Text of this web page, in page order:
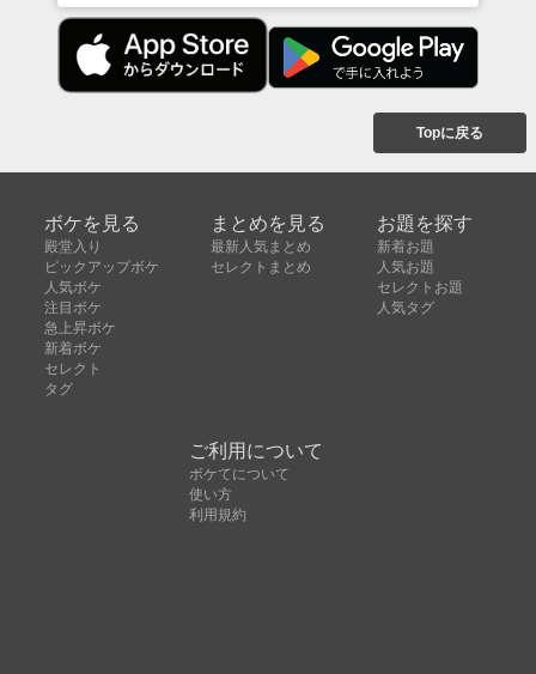
Topに戻る
ボケを見る
殿堂入り
ピックアップボケ
人気ボケ
注目ボケ
急上昇ボケ
新着ボケ
セレクト
タグ
まとめを見る
最新人気まとめ
セレクトまとめ
お題を探す
新着お題
人気お題
セレクトお題
人気タグ
ご利用について
ボケてについて
使い方
利用規約